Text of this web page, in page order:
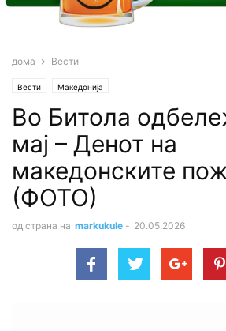
дома Вести
Вести Македонија
Во Битола
мај – Денот на
македонските
(ФОТО)
од страна на markukule - 20.05.2026